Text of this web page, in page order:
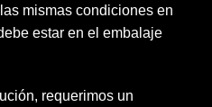
mismas condiciones en
estar en el embalaje
requerimos un